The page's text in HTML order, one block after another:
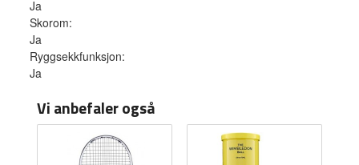
Ja
Skorom:
Ja
Ryggsekkfunksjon:
Ja
Vi anbefaler også